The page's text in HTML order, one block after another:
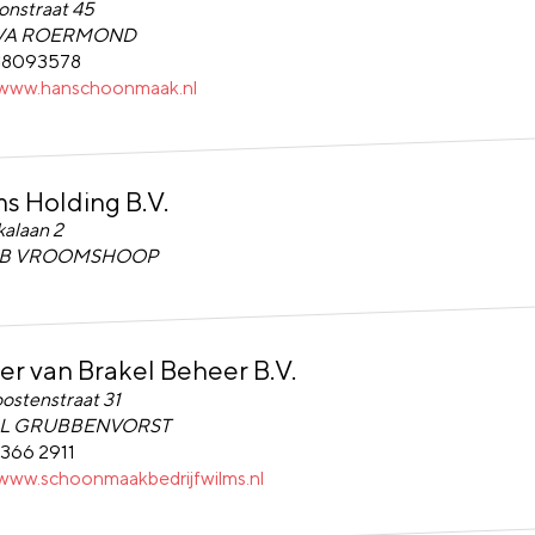
45
ROERMOND
Holding B.V.
B.V.
2
VROOMSHOOP
van Brakel Beheer B.V.
Brakel Beheer B.V.
31
GRUBBENVORST
2911